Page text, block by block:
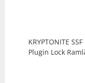
KRYPTONITE SSF
Plugin Lock